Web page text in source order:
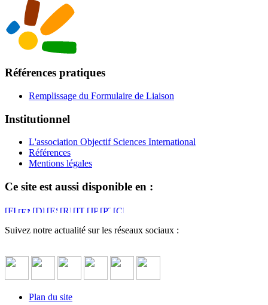
Références pratiques
Remplissage du Formulaire de Liaison
Institutionnel
L'association Objectif Sciences International
Références
Mentions légales
Ce site est aussi disponible en :
Suivez notre actualité sur les réseaux sociaux :
Plan du site